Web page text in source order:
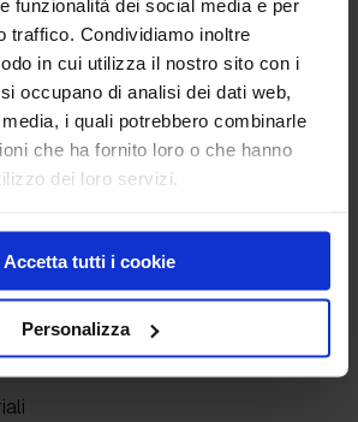
funzionalità dei social media e per
traffico. Condividiamo inoltre
in cui utilizza il nostro sito con i
occupano di analisi dei dati web,
i quali potrebbero combinarle
che ha fornito loro o che hanno
dei loro servizi.
Accetta tutti i cookie
Personalizza